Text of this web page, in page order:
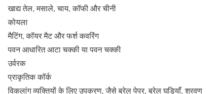
खाद्य तेल, मसाले, चाय, कॉफी और चीनी
कोयला
मैटिंग, कॉयर मैट और फर्श कवरिंग
पवन आधारित आटा चक्की या पवन चक्की
उर्वरक
प्राकृतिक कॉर्क
विकलांग व्यक्तियों के लिए उपकरण, जैसे ब्रेल पेपर, ब्रेल घड़ियाँ, श्रवण